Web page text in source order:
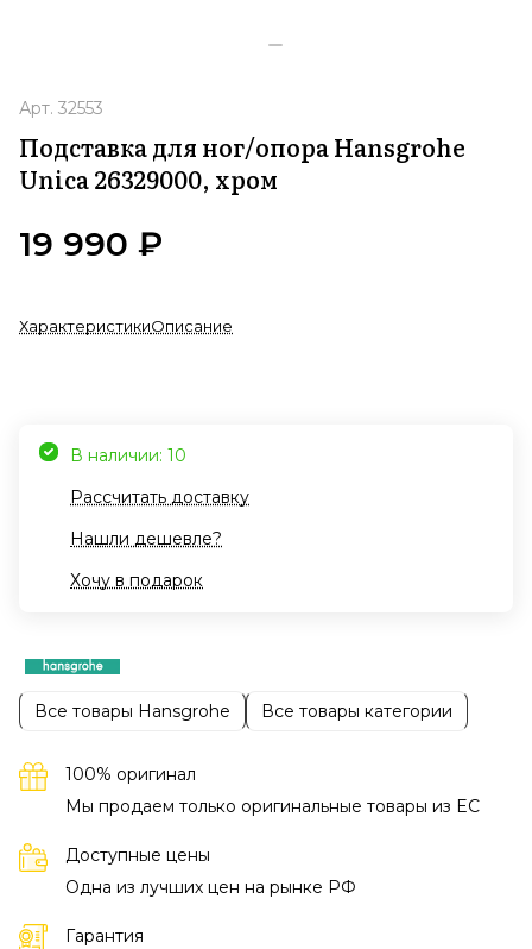
Арт. 32553
Подставка для ног/опора Hansgrohe
Unica 26329000, хром
19 990 ₽
ХарактеристикиОписание
В наличии: 10
Рассчитать доставку
Нашли дешевле?
Хочу в подарок
Все товары Hansgrohe Все товары категории
100% оригинал
Мы продаем только оригинальные товары из EC
Доступные цены
Одна из лучших цен на рынке РФ
Гарантия